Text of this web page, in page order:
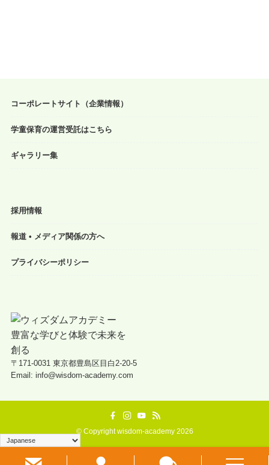
コーポレートサイト（企業情報）
学童保育の運営受託はこちら
ギャラリー集
採用情報
報道 • メディア関係の方へ
プライバシーポリシー
〒171-0031 東京都豊島区目白2-20-5
Email: info@wisdom-academy.com
©Copyright wisdom-academy 2026